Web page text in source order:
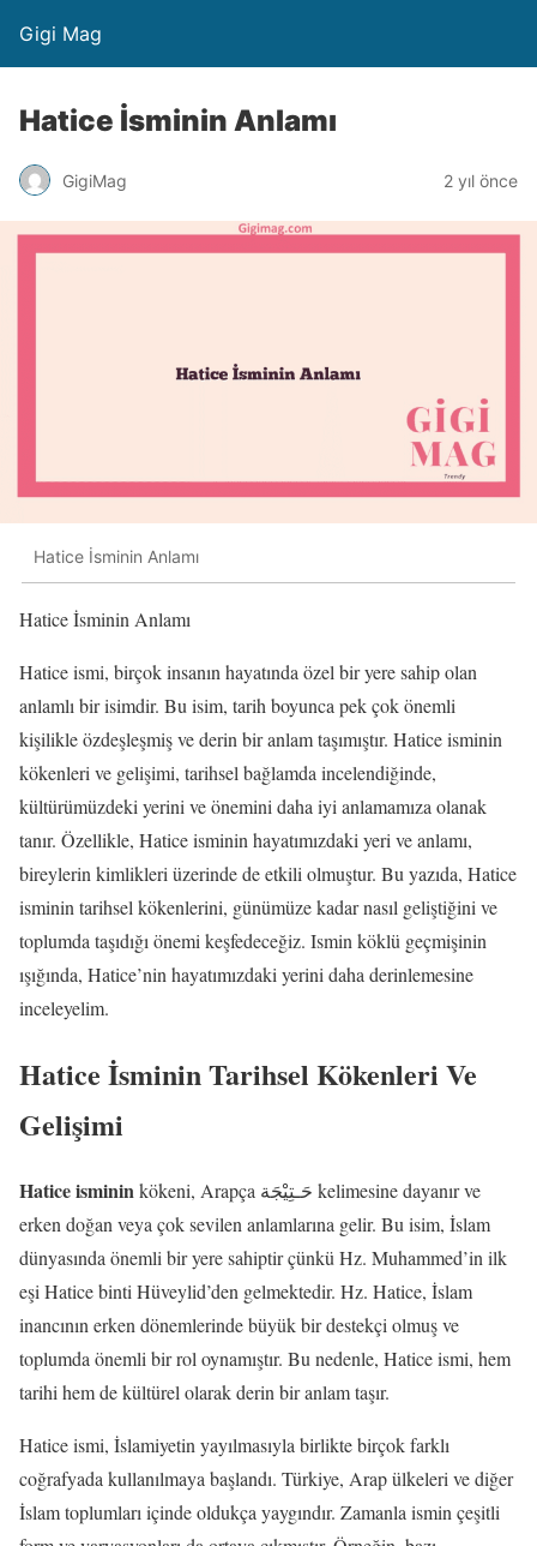
Gigi Mag
Hatice İsminin Anlamı
GigiMag 2 yıl önce
Hatice İsminin Anlamı
Hatice İsminin Anlamı
Hatice ismi, birçok insanın hayatında özel bir yere sahip olan
anlamlı bir isimdir. Bu isim, tarih boyunca pek çok önemli
kişilikle özdeşleşmiş ve derin bir anlam taşımıştır. Hatice isminin
kökenleri ve gelişimi, tarihsel bağlamda incelendiğinde,
kültürümüzdeki yerini ve önemini daha iyi anlamamıza olanak
tanır. Özellikle, Hatice isminin hayatımızdaki yeri ve anlamı,
bireylerin kimlikleri üzerinde de etkili olmuştur. Bu yazıda, Hatice
isminin tarihsel kökenlerini, günümüze kadar nasıl geliştiğini ve
toplumda taşıdığı önemi keşfedeceğiz. Ismin köklü geçmişinin
ışığında, Hatice’nin hayatımızdaki yerini daha derinlemesine
inceleyelim.
Hatice İsminin Tarihsel Kökenleri Ve
Gelişimi
Hatice isminin kökeni, Arapça حَـتِيْجَة kelimesine dayanır ve
erken doğan veya çok sevilen anlamlarına gelir. Bu isim, İslam
dünyasında önemli bir yere sahiptir çünkü Hz. Muhammed’in ilk
eşi Hatice binti Hüveylid’den gelmektedir. Hz. Hatice, İslam
inancının erken dönemlerinde büyük bir destekçi olmuş ve
toplumda önemli bir rol oynamıştır. Bu nedenle, Hatice ismi, hem
tarihi hem de kültürel olarak derin bir anlam taşır.
Hatice ismi, İslamiyetin yayılmasıyla birlikte birçok farklı
coğrafyada kullanılmaya başlandı. Türkiye, Arap ülkeleri ve diğer
İslam toplumları içinde oldukça yaygındır. Zamanla ismin çeşitli